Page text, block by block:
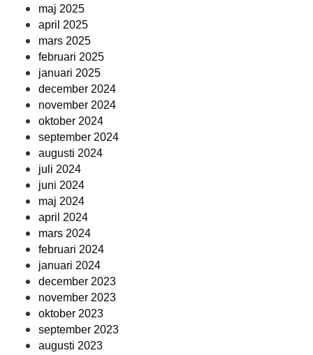
maj 2025
april 2025
mars 2025
februari 2025
januari 2025
december 2024
november 2024
oktober 2024
september 2024
augusti 2024
juli 2024
juni 2024
maj 2024
april 2024
mars 2024
februari 2024
januari 2024
december 2023
november 2023
oktober 2023
september 2023
augusti 2023